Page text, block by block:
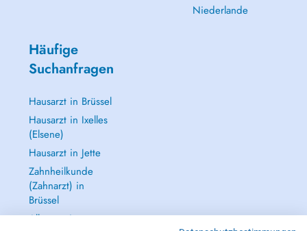
Niederlande
Häufige
Suchanfragen
Hausarzt in Brüssel
Hausarzt in Ixelles
(Elsene)
Hausarzt in Jette
Zahnheilkunde
(Zahnarzt) in
Brüssel
Alle anzeigen →